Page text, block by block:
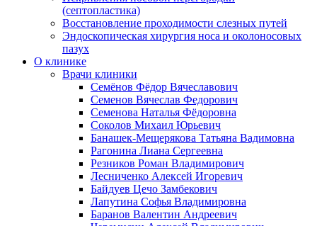
(септопластика)
Восстановление проходимости слезных путей
Эндоскопическая хирургия носа и околоносовых
пазух
О клинике
Врачи клиники
Семёнов Фёдор Вячеславович
Семенов Вячеслав Федорович
Семенова Наталья Фёдоровна
Соколов Михаил Юрьевич
Банашек-Мещерякова Татьяна Вадимовна
Рагонина Лиана Сергеевна
Резников Роман Владимирович
Лесниченко Алексей Игоревич
Байдуев Цечо Замбекович
Лапутина Софья Владимировна
Баранов Валентин Андреевич